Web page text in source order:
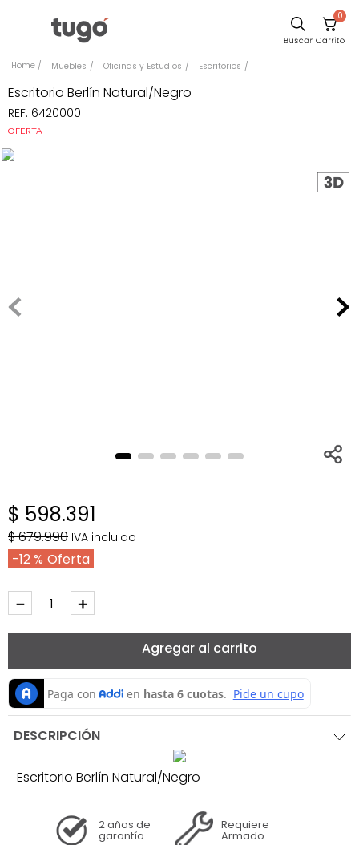
0
Muebles Oficinas y Estudios Escritorios
Escritorio Berlín Natural/Negro
REF: 6420000
OFERTA
$ 598.391
$679.990 IVA incluido
12 %
＋
－
Agregar al carrito
DESCRIPCIÓN
Escritorio Berlín Natural/Negro
2 años de
garantía
Requiere
Armado
Comedor
Escritorio